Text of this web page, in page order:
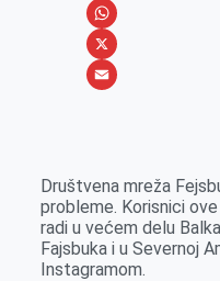
e
b
o
s
s
e
r
i
n
k
n
V
i
b
W
h
A
p
p
X
i
l
Društvena mreža
probleme. Korisnici
radi u većem delu
Fajsbuka i u Severnoj
Instagramom.